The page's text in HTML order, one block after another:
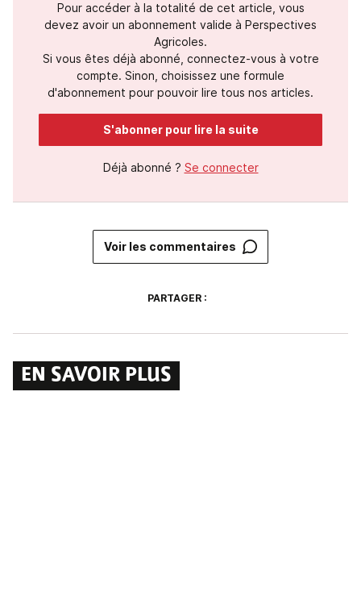
Pour accéder à la totalité de cet article, vous
devez avoir un abonnement valide à Perspectives
Agricoles.
Si vous êtes déjà abonné, connectez-vous à votre
compte. Sinon, choisissez une formule
d'abonnement pour pouvoir lire tous nos articles.
S'abonner pour lire la suite
Déjà abonné ? Se connecter
Voir les commentaires
PARTAGER :
EN SAVOIR PLUS